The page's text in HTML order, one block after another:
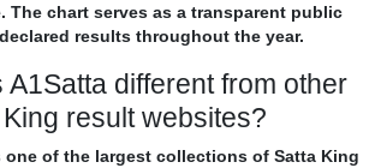
The chart serves as a transparent public
results throughout the year.
A1Satta different from other
result websites?
one of the largest collections of Satta King